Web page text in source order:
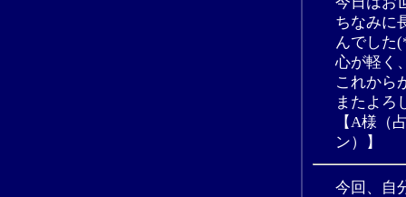
ちなみに
んでした
心が軽く
これから
またよろ
【A様（
ン）】
今回、自